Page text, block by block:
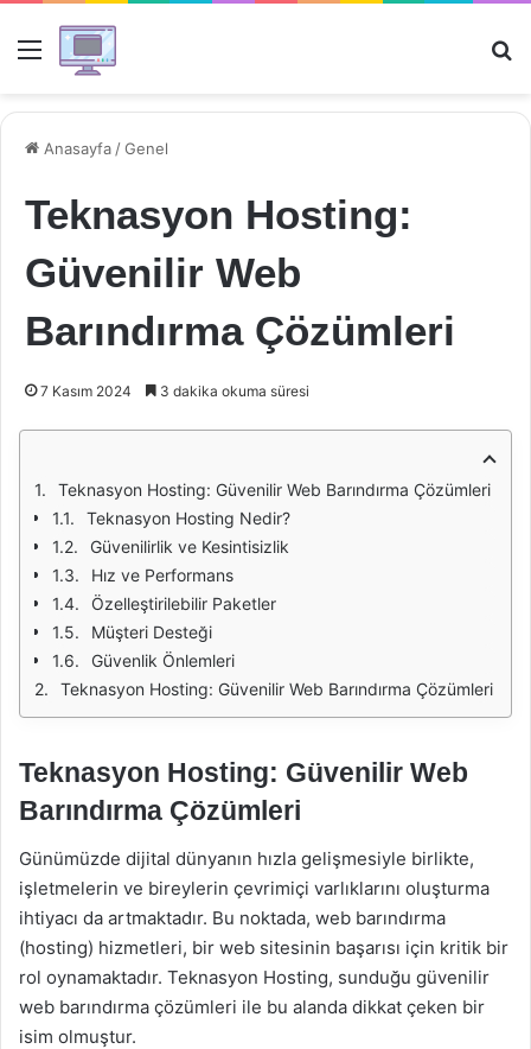
Menü
Anasayfa /Genel
Teknasyon Hosting:
Güvenilir Web
Barındırma Çözümleri
7 Kasım 2024 3 dakika okuma süresi
Teknasyon Hosting: Güvenilir Web Barındırma Çözümleri
Teknasyon Hosting Nedir?
Güvenilirlik ve Kesintisizlik
Hız ve Performans
Özelleştirilebilir Paketler
Müşteri Desteği
Güvenlik Önlemleri
Teknasyon Hosting: Güvenilir Web Barındırma Çözümleri
Teknasyon Hosting: Güvenilir Web
Barındırma Çözümleri
Günümüzde dijital dünyanın hızla gelişmesiyle birlikte,
işletmelerin ve bireylerin çevrimiçi varlıklarını oluşturma
ihtiyacı da artmaktadır. Bu noktada, web barındırma
(hosting) hizmetleri, bir web sitesinin başarısı için kritik bir
rol oynamaktadır. Teknasyon Hosting, sunduğu güvenilir
web barındırma çözümleri ile bu alanda dikkat çeken bir
isim olmuştur.